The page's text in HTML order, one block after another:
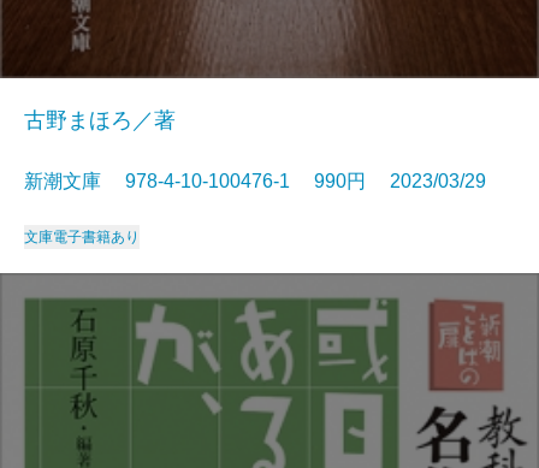
古野まほろ／著
新潮文庫 978-4-10-100476-1 990円 2023/03/29
文庫電子書籍あり